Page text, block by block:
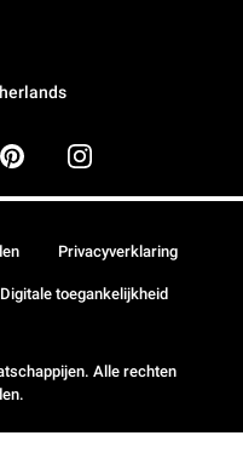
Alle rechten
Privacyverklaring
Digitale toegankelijkheid